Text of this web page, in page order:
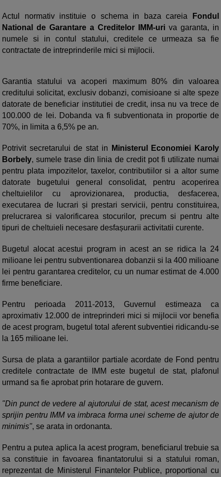
Actul normativ instituie o schema in baza careia Fondul
National de Garantare a Creditelor IMM-uri va garanta, in
numele si in contul statului, creditele ce urmeaza sa fie
contractate de intreprinderile mici si mijlocii.
Garantia statului va acoperi maximum 80% din valoarea
creditului solicitat, exclusiv dobanzi, comisioane si alte speze
datorate de beneficiar institutiei de credit, insa nu va trece de
100.000 de lei. Dobanda va fi subventionata in proportie de
70%, in limita a 6,5% pe an.
Potrivit secretarului de stat in
Ministerul Economiei Karoly
Borbely, sumele trase din linia de credit pot fi utilizate numai
pentru plata impozitelor, taxelor, contributiilor si a altor sume
datorate bugetului general consolidat, pentru acoperirea
cheltuielilor cu aprovizionarea, productia, desfacerea,
executarea de lucrari și prestari servicii, pentru constituirea,
prelucrarea si valorificarea stocurilor, precum si pentru alte
tipuri de cheltuieli necesare desfașurarii activitatii curente.
Bugetul alocat acestui program in acest an se ridica la 24
milioane lei pentru subventionarea dobanzii si la 400 milioane
lei pentru garantarea creditelor, cu un numar estimat de 4.000
firme beneficiare.
Pentru perioada 2011-2013, Guvernul estimeaza ca
aproximativ 12.000 de intreprinderi mici si mijlocii vor benefia
de acest program, bugetul total aferent subventiei ridicandu-se
la 165 milioane lei.
Sursa de plata a garantiilor partiale acordate de Fond pentru
creditele contractate de IMM este bugetul de stat, plafonul
urmand sa fie aprobat prin hotarare de guvern.
"Din punct de vedere al ajutorului de stat, acest mecanism de
sprijin pentru IMM va imbraca forma unei scheme de ajutor de
minimis", se arata in ordonanta.
Pentru a putea aplica la acest program, beneficiarul trebuie sa
sa constituie in favoarea finantatorului si a statului roman,
reprezentat de Ministerul Finantelor Publice, proportional cu